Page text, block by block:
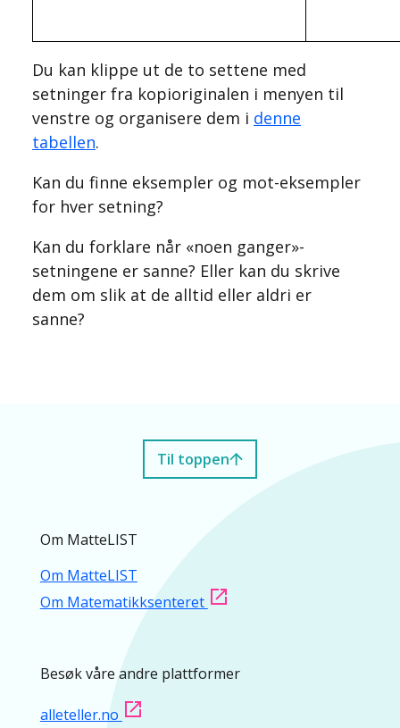
Du kan klippe ut de to settene med
setninger fra kopioriginalen i menyen til
venstre og organisere dem i denne
tabellen.
Kan du finne eksempler og mot-eksempler
for hver setning?
Kan du forklare når «noen ganger»-
setningene er sanne? Eller kan du skrive
dem om slik at de alltid eller aldri er
sanne?
Til toppen
Om MatteLIST
Om MatteLIST
Om Matematikksenteret
Besøk våre andre plattformer
alleteller.no